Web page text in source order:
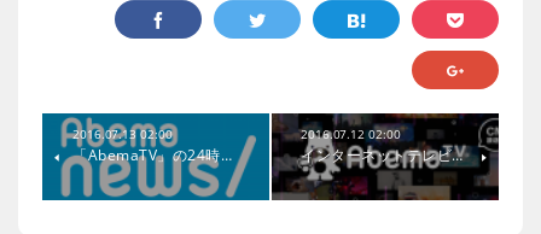
2016.07.13 02:00
「AbemaTV」の24時…
2016.07.12 02:00
インターネットテレビ…